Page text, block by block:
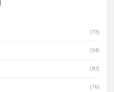
(73)
(54)
(82)
(76)